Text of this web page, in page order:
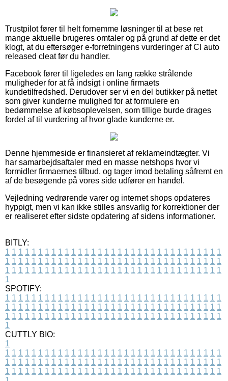
Trustpilot fører til helt fornemme løsninger til at bese ret
mange aktuelle brugeres omtaler og på grund af dette er det
klogt, at du eftersøger e-forretningens vurderinger af Cl auto
released cleat før du handler.
Facebook fører til ligeledes en lang række strålende
muligheder for at få indsigt i online firmaets
kundetilfredshed. Derudover ser vi en del butikker på nettet
som giver kunderne mulighed for at formulere en
bedømmelse af købsoplevelsen, som tillige burde drages
fordel af til vurdering af hvor glade kunderne er.
Denne hjemmeside er finansieret af reklameindtægter. Vi
har samarbejdsaftaler med en masse netshops hvor vi
formidler firmaernes tilbud, og tager imod betaling såfremt en
af de besøgende på vores side udfører en handel.
Vejledning vedrørende varer og internet shops opdateres
hyppigt, men vi kan ikke stilles ansvarlig for korrektioner der
er realiseret efter sidste opdatering af sidens informationer.
BITLY:
1 1 1 1 1 1 1 1 1 1 1 1 1 1 1 1 1 1 1 1 1 1 1 1 1 1 1 1 1 1 1 1 1
1 1 1 1 1 1 1 1 1 1 1 1 1 1 1 1 1 1 1 1 1 1 1 1 1 1 1 1 1 1 1 1 1
1 1 1 1 1 1 1 1 1 1 1 1 1 1 1 1 1 1 1 1 1 1 1 1 1 1 1 1 1 1 1 1 1
1
SPOTIFY:
1 1 1 1 1 1 1 1 1 1 1 1 1 1 1 1 1 1 1 1 1 1 1 1 1 1 1 1 1 1 1 1 1
1 1 1 1 1 1 1 1 1 1 1 1 1 1 1 1 1 1 1 1 1 1 1 1 1 1 1 1 1 1 1 1 1
1 1 1 1 1 1 1 1 1 1 1 1 1 1 1 1 1 1 1 1 1 1 1 1 1 1 1 1 1 1 1 1 1
1
CUTTLY BIO:
1
1 1 1 1 1 1 1 1 1 1 1 1 1 1 1 1 1 1 1 1 1 1 1 1 1 1 1 1 1 1 1 1 1
1 1 1 1 1 1 1 1 1 1 1 1 1 1 1 1 1 1 1 1 1 1 1 1 1 1 1 1 1 1 1 1 1
1 1 1 1 1 1 1 1 1 1 1 1 1 1 1 1 1 1 1 1 1 1 1 1 1 1 1 1 1 1 1 1 1